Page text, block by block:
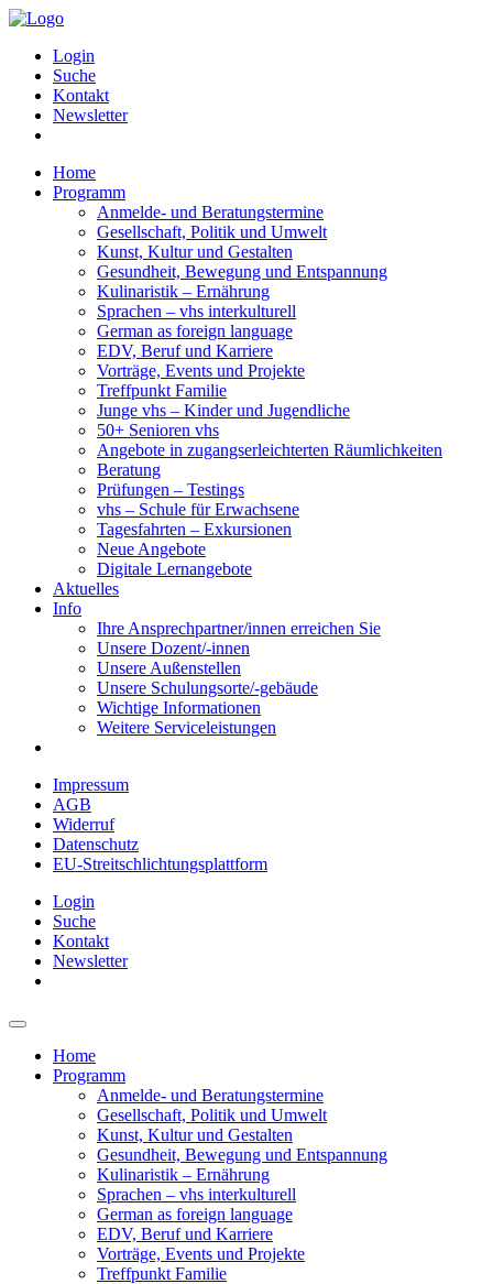
Login
Suche
Kontakt
Newsletter
Home
Programm
Anmelde- und Beratungstermine
Gesellschaft, Politik und Umwelt
Kunst, Kultur und Gestalten
Gesundheit, Bewegung und Entspannung
Kulinaristik – Ernährung
Sprachen – vhs interkulturell
German as foreign language
EDV, Beruf und Karriere
Vorträge, Events und Projekte
Treffpunkt Familie
Junge vhs – Kinder und Jugendliche
50+ Senioren vhs
Angebote in zugangserleichterten Räumlichkeiten
Beratung
Prüfungen – Testings
vhs – Schule für Erwachsene
Tagesfahrten – Exkursionen
Neue Angebote
Digitale Lernangebote
Aktuelles
Info
Ihre Ansprechpartner/innen erreichen Sie
Unsere Dozent/-innen
Unsere Außenstellen
Unsere Schulungsorte/-gebäude
Wichtige Informationen
Weitere Serviceleistungen
Impressum
AGB
Widerruf
Datenschutz
EU-Streitschlichtungsplattform
Login
Suche
Kontakt
Newsletter
Home
Programm
Anmelde- und Beratungstermine
Gesellschaft, Politik und Umwelt
Kunst, Kultur und Gestalten
Gesundheit, Bewegung und Entspannung
Kulinaristik – Ernährung
Sprachen – vhs interkulturell
German as foreign language
EDV, Beruf und Karriere
Vorträge, Events und Projekte
Treffpunkt Familie